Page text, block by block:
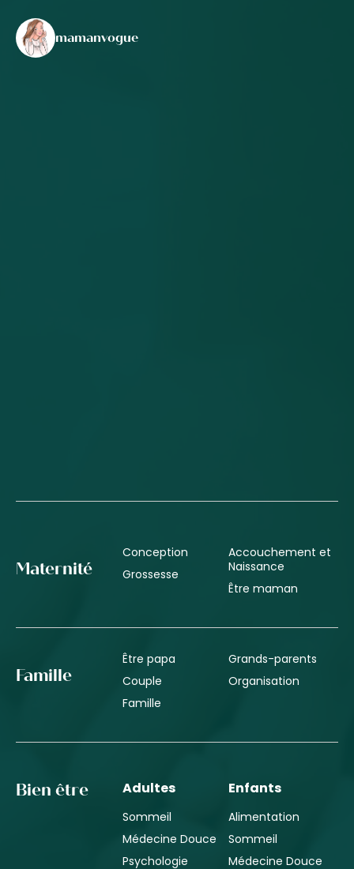
mamanvogue
Maternité
Conception
Grossesse
Accouchement et
Naissance
Être maman
Famille
Être papa
Couple
Famille
Grands-parents
Organisation
Bien être Adultes
Sommeil
Médecine Douce
Psychologie
Enfants
Alimentation
Sommeil
Médecine Douce